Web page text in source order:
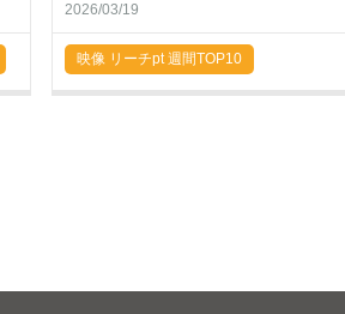
2026/03/19
映像 リーチpt 週間TOP10